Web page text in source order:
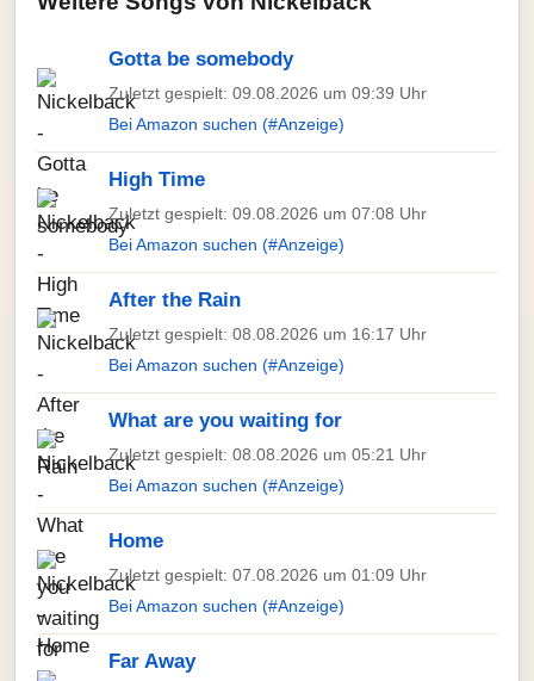
Gotta be somebody
Zuletzt gespielt: 09.08.2026 um 09:39 Uhr
Bei Amazon suchen (#Anzeige)
High Time
Zuletzt gespielt: 09.08.2026 um 07:08 Uhr
Bei Amazon suchen (#Anzeige)
After the Rain
Zuletzt gespielt: 08.08.2026 um 16:17 Uhr
Bei Amazon suchen (#Anzeige)
What are you waiting for
Zuletzt gespielt: 08.08.2026 um 05:21 Uhr
Bei Amazon suchen (#Anzeige)
Home
Zuletzt gespielt: 07.08.2026 um 01:09 Uhr
Bei Amazon suchen (#Anzeige)
Far Away